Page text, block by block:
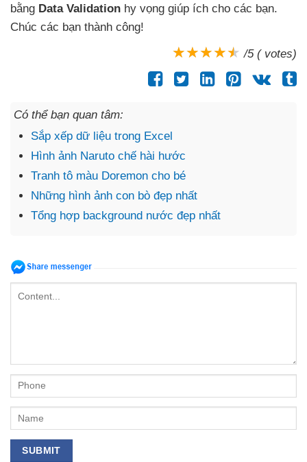
bằng Data Validation hy vọng giúp ích cho các bạn.
Chúc các bạn thành công!
/5 ( votes)
Có thể bạn quan tâm:
Sắp xếp dữ liệu trong Excel
Hình ảnh Naruto chế hài hước
Tranh tô màu Doremon cho bé
Những hình ảnh con bò đẹp nhất
Tổng hợp background nước đẹp nhất